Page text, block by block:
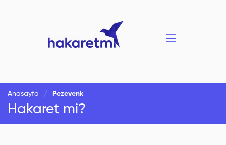
Anasayfa Pezevenk
Hakaret mi?